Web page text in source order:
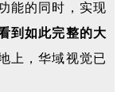
能的同时，实现
到如此完整的大
上，华域视觉已